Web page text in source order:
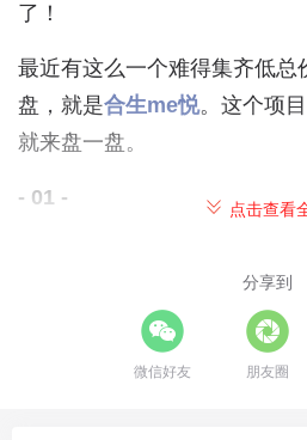
了！
最近有这么一个难得集齐低总
盘，就是合生me悦。这个项
就来盘一盘。
- 01 -
项目位于南五环边大兴亦庄的
地，面积都不算大。
点击查看
分享到
微信好友 朋友圈